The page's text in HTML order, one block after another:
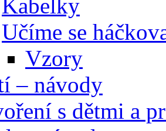
Kabelky
Učíme se
Vzory
– návody
s dětmi a